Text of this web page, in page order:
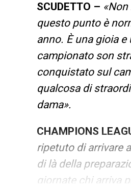
SCUDETTO –
questo punto è
anno. È una gioia
campionato son
conquistato sul
qualcosa di
dama».
CHAMPIONS
ripetuto di arrivare
di là della
giornate chi arriva